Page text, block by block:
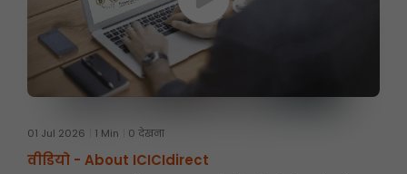
01 Jul 2026 1 Min 0 देखना
वीडियो - About ICICIdirect